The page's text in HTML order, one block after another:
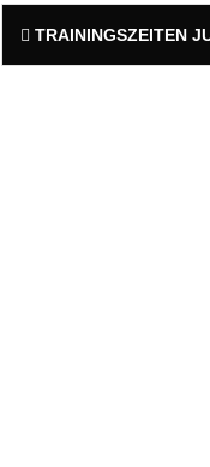
Post
TRAININGSZEITEN